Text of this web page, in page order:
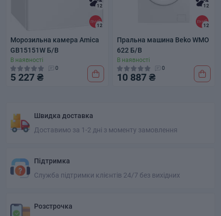
12
12
Морозильна камера Amica
GB15151W Б/В
В наявності
0
5 227 ₴
12
12
Пральна машина Beko WMO
622 Б/В
В наявності
0
10 887 ₴
Швидка доставка
Доставимо за 1-2 дні з моменту замовлення
Підтримка
Служба підтримки клієнтів 24/7 без вихідних
Розстрочка